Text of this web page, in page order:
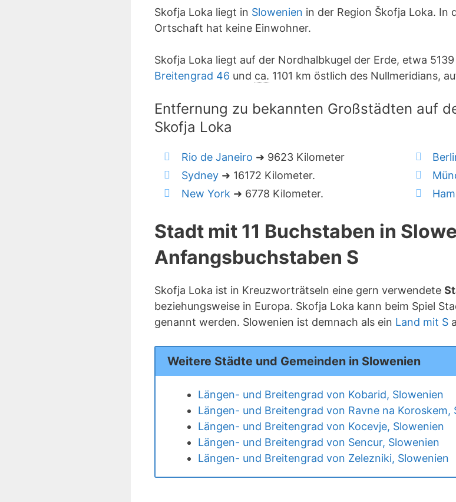
Skofja Loka liegt in Slowenien in der Region Škofja Loka. In
Ortschaft hat keine Einwohner.
Skofja Loka liegt auf der Nordhalbkugel der Erde, etwa
Breitengrad 46 und ca. 1101 km östlich des Nullmeridians,
Entfernung zu bekannten Großstädten auf
Skofja Loka
Rio de Janeiro ➜ 9623 Kilometer
Sydney ➜ 16172 Kilometer.
New York ➜ 6778 Kilometer.
Stadt mit 11 Buchstaben in
Anfangsbuchstaben S
Skofja Loka ist in Kreuzworträtseln eine gern verwendete
beziehungsweise in Europa. Skofja Loka kann beim Spiel
genannt werden. Slowenien ist demnach als ein Land mit S
Weitere Städte und Gemeinden in Slowenien
Längen- und Breitengrad von Kobarid, Slowenien
Längen- und Breitengrad von Ravne na Koroskem,
Längen- und Breitengrad von Kocevje, Slowenien
Längen- und Breitengrad von Sencur, Slowenien
Längen- und Breitengrad von Zelezniki, Slowenien